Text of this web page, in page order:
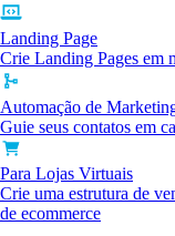
Landing Page
Crie Landing Pages em
Automação de
Guie seus contatos em
Para Lojas Virtuais
Crie uma estrutura de
de ecommerce